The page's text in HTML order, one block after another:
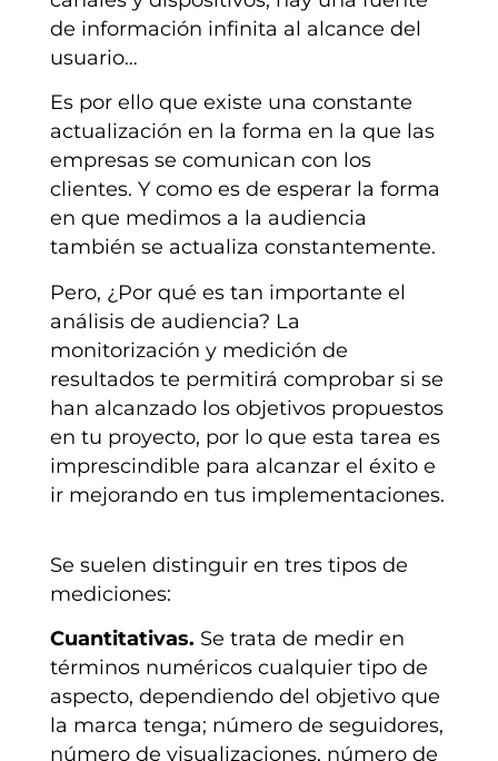
de información infinita al alcance del
usuario…
Es por ello que existe una constante
actualización en la forma en la que las
empresas se comunican con los
clientes. Y como es de esperar la forma
en que medimos a la audiencia
también se actualiza constantemente.
Pero, ¿Por qué es tan importante el
análisis de audiencia? La
monitorización y medición de
resultados te permitirá comprobar si se
han alcanzado los objetivos propuestos
en tu proyecto, por lo que esta tarea es
imprescindible para alcanzar el éxito e
ir mejorando en tus implementaciones.
Se suelen distinguir en tres tipos de
mediciones:
Cuantitativas. Se trata de medir en
términos numéricos cualquier tipo de
aspecto, dependiendo del objetivo que
la marca tenga; número de seguidores,
número de visualizaciones, número de